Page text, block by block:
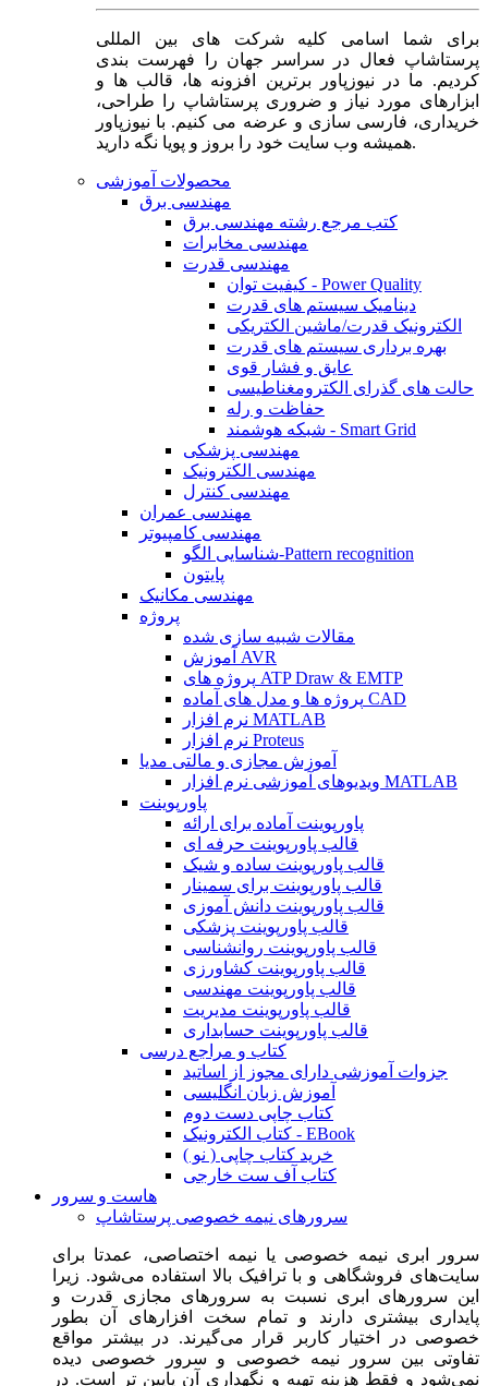
برای شما اسامی کلیه شرکت های بین المللی
پرستاشاپ فعال در سراسر جهان را فهرست بندی
کردیم. ما در نیوزپاور برترین افزونه ها، قالب ها و
ابزارهای مورد نیاز و ضروری پرستاشاپ را طراحی،
خریداری، فارسی سازی و عرضه می کنیم. با نیوزپاور
همیشه وب سایت خود را بروز و پویا نگه دارید.
محصولات آموزشی
مهندسی برق
کتب مرجع رشته مهندسی برق
مهندسی مخابرات
مهندسی قدرت
کیفیت توان - Power Quality
دینامیک سیستم های قدرت
الکترونیک قدرت/ماشین الکتریکی
بهره برداری سیستم های قدرت
عایق و فشار قوی
حالت های گذرای الکترومغناطیسی
حفاظت و رله
شبکه هوشمند - Smart Grid
مهندسی پزشکی
مهندسی الکترونیک
مهندسی کنترل
مهندسی عمران
مهندسی کامپیوتر
شناسایی الگو-Pattern recognition
پایتون
مهندسی مکانیک
پروژه
مقالات شبیه سازی شده
آموزش AVR
پروژه های ATP Draw & EMTP
پروژه ها و مدل های آماده CAD
نرم افزار MATLAB
نرم افزار Proteus
آموزش مجازی و مالتی مدیا
ویدیوهای آموزشی نرم افزار MATLAB
پاورپوینت
پاورپوینت آماده برای ارائه
قالب پاورپوینت حرفه ای
قالب پاورپوینت ساده و شیک
قالب پاورپوینت برای سمینار
قالب پاورپوینت دانش آموزی
قالب پاورپوینت پزشکی
قالب پاورپوینت روانشناسی
قالب پاورپوینت کشاورزی
قالب پاورپوینت مهندسی
قالب پاورپوینت مدیریت
قالب پاورپوینت حسابداری
کتاب و مراجع درسی
جزوات آموزشی دارای مجوز از اساتید
آموزش زبان انگلیسی
کتاب چاپی دست دوم
کتاب الکترونیک - EBook
خرید کتاب چاپی ( نو )
کتاب آف ست خارجی
هاست و سرور
سرورهای نیمه خصوصی پرستاشاپ
سرور ابری نیمه خصوصی یا نیمه اختصاصی، عمدتا برای
سایت‌های فروشگاهی و با ترافیک بالا استفاده می‌شود. زیرا
این سرورهای ابری نسبت به سرورهای مجازی قدرت و
پایداری بیشتری دارند و تمام سخت افزارهای آن بطور
خصوصی در اختیار کاربر قرار می‌گیرند. در بیشتر مواقع
تفاوتی بین سرور نیمه خصوصی و سرور خصوصی دیده
نمی‌شود و فقط هزینه تهیه و نگهداری آن پایین تر است. در